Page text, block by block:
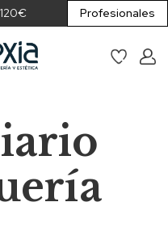
Profesionales